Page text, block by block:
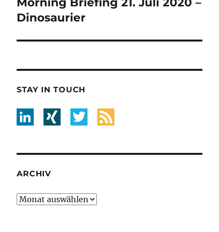
Beitrag:
Dinosaurier
STAY IN TOUCH
ARCHIV
Archiv